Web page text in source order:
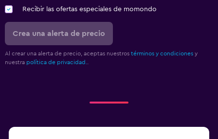
Recibir las ofertas especiales de momondo
Crea una alerta de precio
Al crear una alerta de precio, aceptas nuestros términos y condiciones y
nuestra política de privacidad.